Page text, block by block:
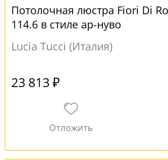
Потолочная люстра Fiori Di
114.6 в стиле ар-нуво
Lucia Tucci (Италия)
23 813 ₽